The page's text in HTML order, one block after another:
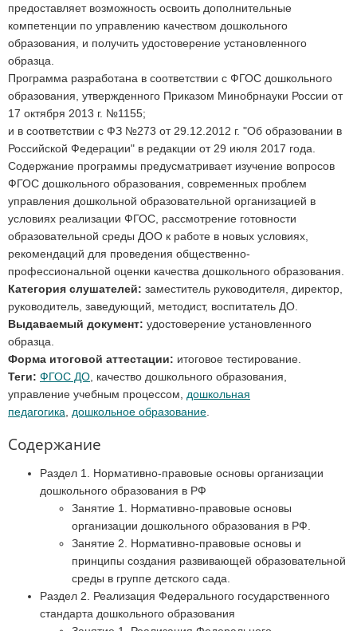
предоставляет возможность освоить дополнительные
компетенции по управлению качеством дошкольного
образования, и получить удостоверение установленного
образца.
Программа разработана в соответствии с ФГОС дошкольного
образования, утвержденного Приказом Минобрнауки России от
17 октября 2013 г. №1155;
и в соответствии с ФЗ №273 от 29.12.2012 г. "Об образовании в
Российской Федерации" в редакции от 29 июля 2017 года.
Содержание программы предусматривает изучение вопросов
ФГОС дошкольного образования, современных проблем
управления дошкольной образовательной организацией в
условиях реализации ФГОС, рассмотрение готовности
образовательной среды ДОО к работе в новых условиях,
рекомендаций для проведения общественно-
профессиональной оценки качества дошкольного образования.
Категория слушателей: заместитель руководителя, директор,
руководитель, заведующий, методист, воспитатель ДО.
Выдаваемый документ: удостоверение установленного
образца.
Форма итоговой аттестации: итоговое тестирование.
Теги: ФГОС ДО , качество дошкольного образования,
управление учебным процессом, дошкольная
педагогика
дошкольное образование
Содержание
Раздел 1. Нормативно-правовые основы организации
дошкольного образования в РФ
Занятие 1. Нормативно-правовые основы
организации дошкольного образования в РФ.
Занятие 2. Нормативно-правовые основы и
принципы создания развивающей образовательной
среды в группе детского сада.
Раздел 2. Реализация Федерального государственного
стандарта дошкольного образования